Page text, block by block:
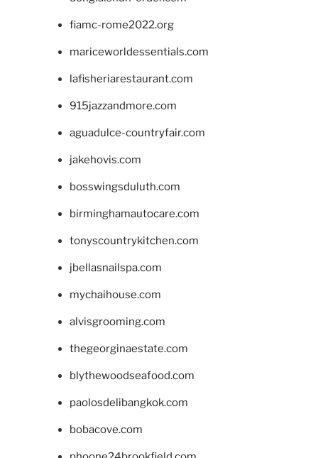
fiamc-rome2022.org
mariceworldessentials.com
lafisheriarestaurant.com
915jazzandmore.com
aguadulce-countryfair.com
jakehovis.com
bosswingsduluth.com
birminghamautocare.com
tonyscountrykitchen.com
jbellasnailspa.com
mychaihouse.com
alvisgrooming.com
thegeorginaestate.com
blythewoodseafood.com
paolosdelibangkok.com
bobacove.com